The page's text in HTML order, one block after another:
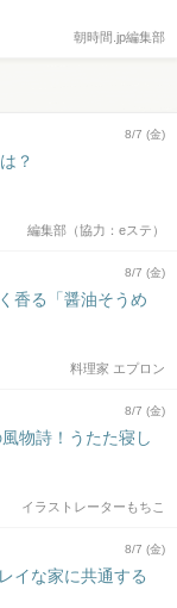
朝時間.jp編集部
8/7 (金)
？
編集部（協力：eステ）
8/7 (金)
香る「醤油そうめ
料理家 エプロン
8/7 (金)
物詩！うたた寝し
イラストレーターもちこ
8/7 (金)
イな家に共通する